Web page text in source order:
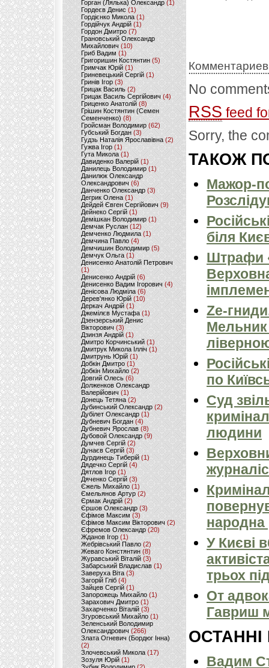
Горган (Лялька) Олександр(1)
Гордеєв Денис (1)
Гордієнко Микола (1)
Гордійчук Андрій (1)
Гордон Дмитро (7)
Грановський Олександр
Михайлович (10)
Гриб Вадим (1)
Григоришин Костянтин (5)
Гримчак Юрій(1)
Гриневецький Сергій(1)
Гринів Ігор (3)
Грицак Василь (2)
Грицак Василь Сергійович (4)
Гриценко Анатолій (8)
Грішин Костянтин (Семен
Семенченко)(8)
Гройсман Володимир(62)
Губський Богдан (3)
Гудзь Наталія Ярославівна(2)
Гужва Ігор (1)
Гута Микола (1)
Давиденко Валерій (1)
Данилець Володимир(1)
Данилюк Олександр
Олександрович (6)
Данченко Олександр (3)
Дегрик Олена(1)
Дейдей Євген Сергійович(9)
Дейнеко Сергій (1)
Демішкан Володимир(1)
Демчак Руслан (12)
Демченко Людмила (1)
Демчина Павло (4)
Демчишин Володимир (5)
Демчук Ольга(1)
Денисенко Анатолій Петрович
(1)
Денисенко Андрій (6)
Денисенко Вадим Ігорович (4)
Денісова Людміла(6)
Дерев'янко Юрій(10)
Деркач Андрій(1)
Джемілєв Мустафа (1)
Дзензерський Денис
Вікторович (3)
Дзинзя Андрій (1)
Дмитро Корчинський (1)
Дмитрук Микола Ілліч (1)
Дмитрунь Юрій (1)
Добкін Дмитро(1)
Добкін Михайло (2)
Довгий Олесь (6)
Долженков Олександр
Валерійович (1)
Донець Тетяна (2)
Дубинський Олександр(2)
Дубілет Олександр (1)
Дубневич Богдан (4)
Дубневич Ярослав (8)
Дубовой Олександр(9)
Думчев Сергій (2)
Дунаєв Сергій(3)
Дурдинець Тиберій (1)
Дядечко Сергій (4)
Дятлов Ігор (1)
Дяченко Сергій (3)
Єжель Михайло (1)
Ємельянов Артур (2)
Єрмак Андрій (2)
Єршов Олександр (3)
Єфімов Максим (3)
Єфімов Максим Вікторович (2)
Єфремов Олександр (20)
Жданов Ігор (1)
Жебрівський Павло (2)
Жеваго Констянтин (8)
Журавський Віталій (3)
Забарський Владислав (1)
Заверуха Віта (3)
Загорій Гліб (4)
Зайцев Сергій(1)
Запорожець Михайло (1)
Зарахович Дмитро (1)
Захарченко Віталій (3)
Згуровський Михайло (1)
Зеленський Володимир
Олександрович (266)
Злата Огневич (Бордюг Інна)
(2)
Злочевський Микола(17)
Зозуля Юрій (1)
No
RSS feed
Sorry, the
ТАКОЖ
Мажор-
біля
Штрафи
Ze-
по
Суд
людини
народна
У Києві
трьох
От
Гавриш
ОСТАННІ
Вадим